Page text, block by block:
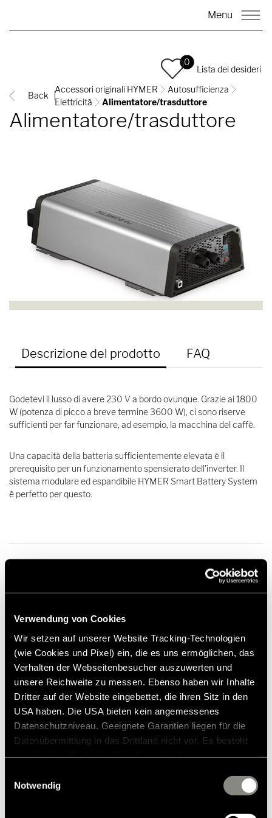
Verwendung von Cookies
Wir setzen auf unserer Website Tracking-Technologien
(wie Cookies und Pixel) ein, die es uns ermöglichen, das
Verhalten der Webseitenbesucher auszuwerten und
unsere Reichweite zu messen. Ebenso haben wir Inhalte
Dritter auf der Website eingebettet, die ihren Sitz in den
USA haben. Die USA bieten kein angemessenes
Datenschutzniveau. Geeignete Garantien liegen für die
Datenübermittlung in das Drittland nicht vor. Es besteht
zustehen. Eingesetzte Dienstleister können Daten für
zusammenführen. Weitere Informationen finden Sie in
Notwendig
Menu
0
Lista dei desideri
Back
Accessori originali HYMER
Autosufficienza
Elettricità
Alimentatore/trasduttore
Alimentatore/trasduttore
Descrizione del prodotto FAQ
Godetevi il lusso di avere 230 V a bordo ovunque. Grazie ai 1800
W (potenza di picco a breve termine 3600 W), ci sono riserve
sufficienti per far funzionare, ad esempio, la macchina del caffè.
Una capacità della batteria sufficientemente elevata è il
prerequisito per un funzionamento spensierato dell'inverter. Il
sistema modulare ed espandibile HYMER Smart Battery System
è perfetto per questo.
1.176,00 €
Prezzo di vendita consigliato*
Aggiungi alla lista dei desideri
L'articolo si adatta al mio veicolo?
Numero dell'articolo: 3177468
* Gli accessori originali Hymer non sono disponibili dalla
fabbrica, ma possono essere ordinati e installati solo
tramite il tuo partner commerciale. Le immagini sono